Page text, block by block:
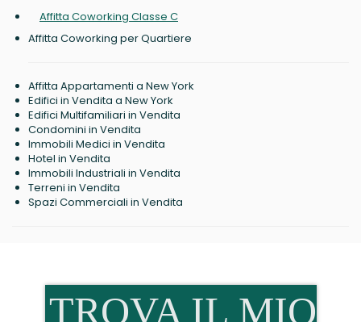
Affitta Coworking Classe C
Affitta Coworking per Quartiere
Affitta Appartamenti a New York
Edifici in Vendita a New York
Edifici Multifamiliari in Vendita
Condomini in Vendita
Immobili Medici in Vendita
Hotel in Vendita
Immobili Industriali in Vendita
Terreni in Vendita
Spazi Commerciali in Vendita
TROVA IL MIO